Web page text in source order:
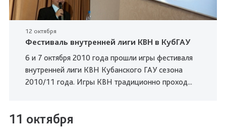
12 октября
Фестиваль внутренней лиги КВН в КубГАУ
6 и 7 октября 2010 года прошли игры фестиваля
внутренней лиги КВН Кубанского ГАУ сезона
2010/11 года. Игры КВН традиционно проход...
11 октября